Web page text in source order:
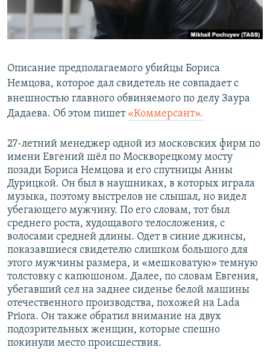
ПОБЕДИТЕЛЕЙ НЕ СУДЯТ?
КРЫМ.НЕПОКОРЕННЫЙ
УКРАИНСКАЯ ПРОБЛЕМА КРЫМА
ПРИСОЕДИНЯЙТЕСЬ!
Все сайты RFE/RL
Описание предполагаемого убийцы Бориса
Немцова, которое дал свидетель не совпадает с
внешностью главного обвиняемого по делу Заура
Дадаева. Об этом пишет «Коммерсант».
27-летний менеджер одной из московских фирм по
имени Евгений шёл по Москворецкому мосту
позади Бориса Немцова и его спутницы Анны
Дурицкой. Он был в наушниках, в которых играла
музыка, поэтому выстрелов не слышал, но видел
убегающего мужчину. По его словам, тот был
среднего роста, худощавого телосложения, с
волосами средней длины. Одет в синие джинсы,
показавшиеся свидетелю слишком большого для
этого мужчины размера, и «мешковатую» темную
толстовку с капюшоном. Далее, по словам Евгения,
убегавший сел на заднее сиденье белой машины
отечественного производства, похожей на Lada
Priora. Он также обратил внимание на двух
подозрительных женщин, которые спешно
покинули место происшествия.